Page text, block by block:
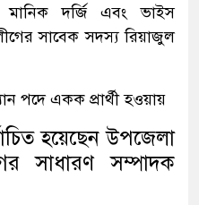
মানিক দর্জি এবং ভাইস
সাবেক সদস্য রিয়াজুল
পদে একক প্রার্থী হওয়ায়
হয়েছেন উপজেলা
সাধারণ সম্পাদক